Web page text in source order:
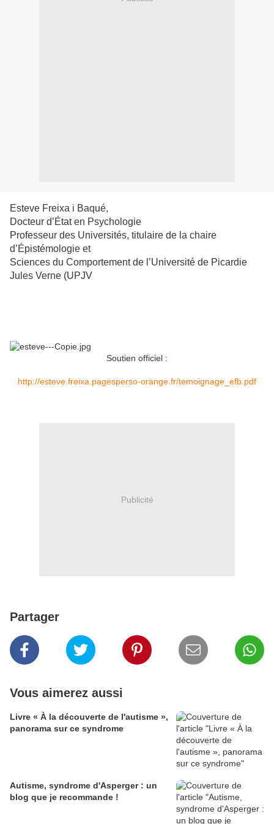
Esteve Freixa i Baqué,
Docteur d’État en Psychologie
Professeur des Universités, titulaire de la chaire
d’Épistémologie et
Sciences du Comportement de l’Université de Picardie
Jules Verne (UPJV
Soutien officiel :
http://esteve.freixa.pagesperso-orange.fr/temoignage_efb.pdf
Publicité
Partager
Vous aimerez aussi
Livre « À la découverte de l'autisme »,
panorama sur ce syndrome
Autisme, syndrome d'Asperger : un
blog que je recommande !